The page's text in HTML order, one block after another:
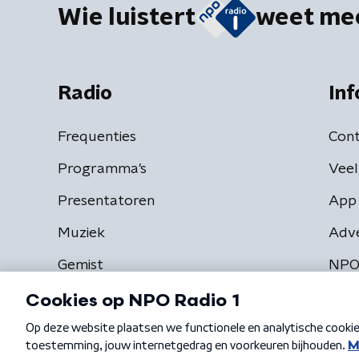
Wie luistert weet
Radio
Frequenties
Programma's
Presentatoren
Muziek
Gemist
App
Algemene voorwaarden Privacybeleid